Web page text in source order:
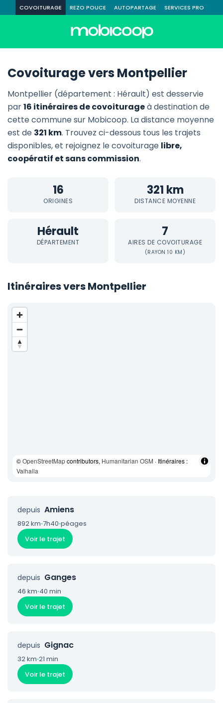
COVOITURAGE REZO POUCE AUTOPARTAGE SERVICES PRO
Covoiturage vers Montpellier
Montpellier (département : Hérault) est desservie
par16 itinéraires de covoiturageà destination de
cette commune sur Mobicoop. La distance moyenne
est de 321 km. Trouvez ci-dessous tous les trajets
disponibles, et rejoignez le covoiturage libre,
coopératif et sans commission.
16
ORIGINES
321 km
DISTANCE MOYENNE
Hérault
DÉPARTEMENT
7
AIRES DE COVOITURAGE
(RAYON 10 KM)
Itinéraires vers Montpellier
©OpenStreetMapcontributors, Humanitarian OSM · Itinéraires :
Valhalla
depuis Amiens
892 km·7h40·péages
Voir le trajet
depuis Ganges
46 km·40 min
Voir le trajet
depuis Gignac
32 km·21 min
Voir le trajet